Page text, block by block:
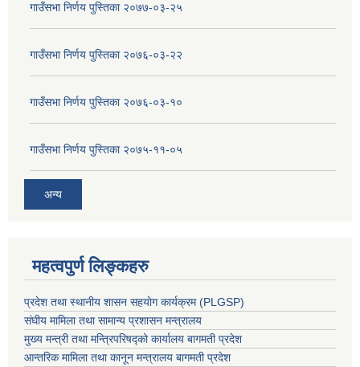
गाउँसभा निर्णय पुस्तिका २०७७-०३-२५
गाउँसभा निर्णय पुस्तिका २०७६-०३-२२
गाउँसभा निर्णय पुस्तिका २०७६-०३-१०
गाउँसभा निर्णय पुस्तिका २०७५-११-०५
अन्य
महत्वपुर्ण लिङ्कहरु
प्रदेश तथा स्थानीय शासन सहयाेग कार्यक्रम (PLGSP)
संघीय मामिला तथा सामान्य प्रशासन मन्त्रालय
मुख्य मन्त्री तथा मन्त्रिपरिषद्को कार्यालय बागमती प्रदेश
आन्तरिक मामिला तथा कानून मन्त्रालय बागमती प्रदेश